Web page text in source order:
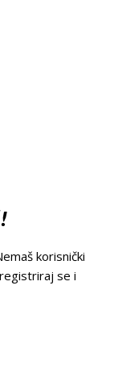
korisnički
se i